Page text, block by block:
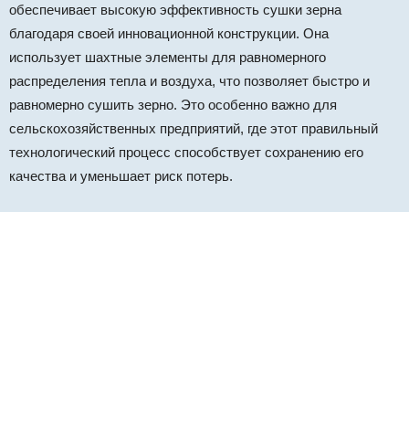
обеспечивает высокую эффективность сушки зерна
благодаря своей инновационной конструкции. Она
использует шахтные элементы для равномерного
распределения тепла и воздуха, что позволяет быстро и
равномерно сушить зерно. Это особенно важно для
сельскохозяйственных предприятий, где этот правильный
технологический процесс способствует сохранению его
качества и уменьшает риск потерь.